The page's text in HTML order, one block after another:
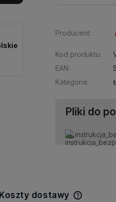
Producent:
Kod produktu:
EAN:
Kategoria:
Pliki do
Koszty dostawy